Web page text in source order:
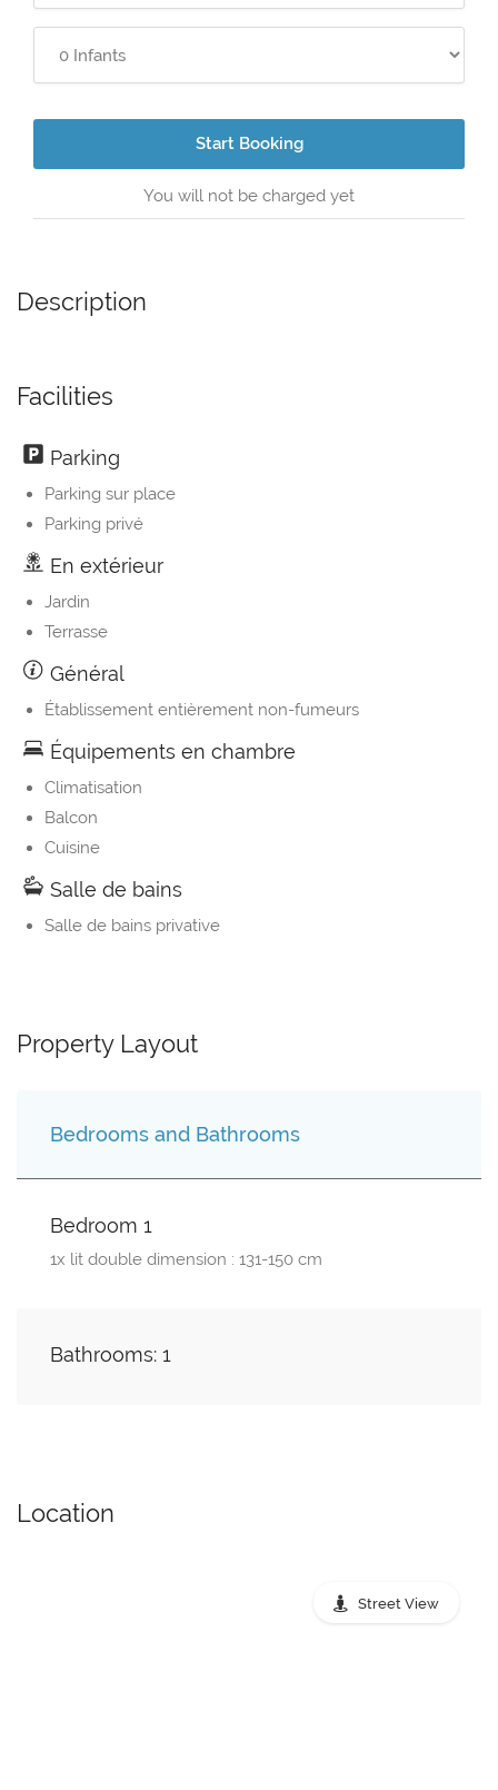
Start Booking
You will not be charged yet
Description
Facilities
Parking
Parking sur place
Parking privé
En extérieur
Jardin
Terrasse
Général
Établissement entièrement non-fumeurs
Équipements en chambre
Climatisation
Balcon
Cuisine
Salle de bains
Salle de bains privative
Property Layout
Bedrooms and Bathrooms
Bedroom 1
1x lit double dimension : 131-150 cm
Bathrooms: 1
Location
Street View